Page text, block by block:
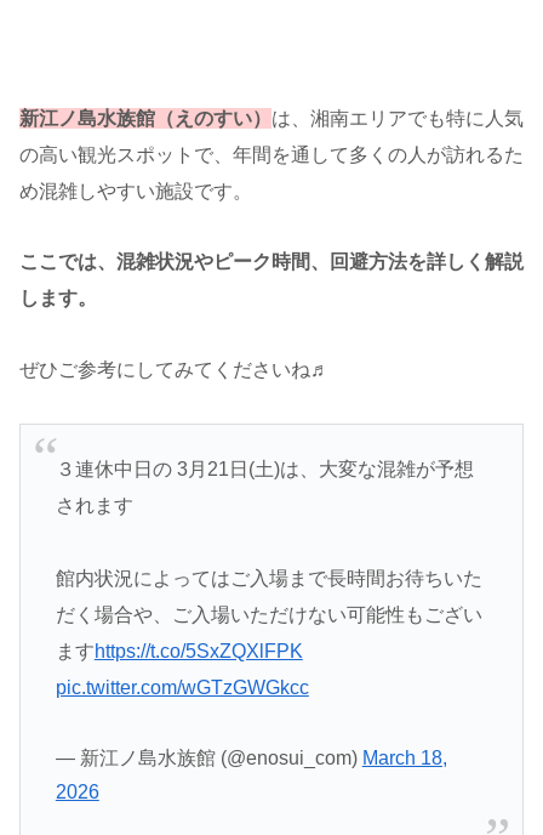
新江ノ島水族館（えのすい） は、湘南エリアでも特に人気
の高い観光スポットで、年間を通して多くの人が訪れるた
め混雑しやすい施設です。
ここでは、混雑状況やピーク時間、回避方法を詳しく解説
します。
ぜひご参考にしてみてくださいね♬
３連休中日の 3月21日(土)は、大変な混雑が予想
されます
館内状況によってはご入場まで長時間お待ちいた
だく場合や、ご入場いただけない可能性もござい
ますhttps://t.co/5SxZQXlFPK
pic.twitter.com/wGTzGWGkcc
— 新江ノ島水族館 (@enosui_com) March 18,
2026